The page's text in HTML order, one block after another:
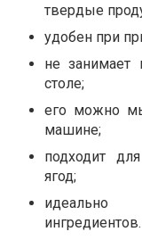
твердые
удобен при
не занимает
столе;
его можно
машине;
подходит
ягод;
идеально
ингредиентов.